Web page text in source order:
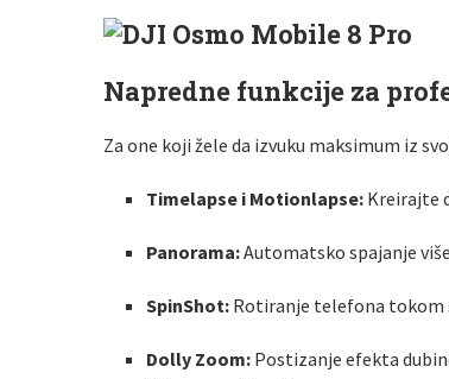
Napredne funkcije za
Za one koji žele da izvuku maksimum iz
Timelapse i Motionlapse: Kreirajte
Panorama:Automatsko spajanje
SpinShot: Rotiranje telefona tokom
Dolly Zoom: Postizanje efekta